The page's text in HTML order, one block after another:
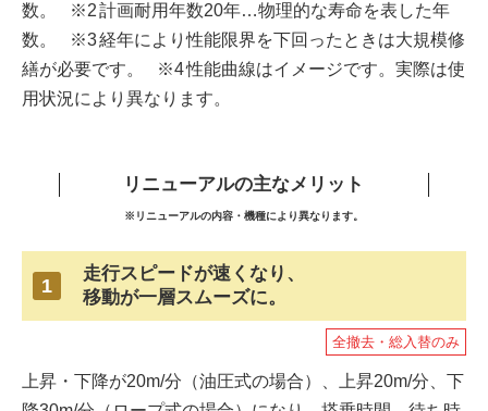
数。
計画耐用年数20年…物理的な寿命を表した年
数。
経年により性能限界を下回ったときは大規模修
繕が必要です。
性能曲線はイメージです。実際は使
用状況により異なります。
リニューアルの主なメリット
※リニューアルの内容・機種により異なります。
1
走行スピードが速くなり、
移動が一層スムーズに。
全撤去・総入替のみ
上昇・下降が20m/分（油圧式の場合）、上昇20m/分、下